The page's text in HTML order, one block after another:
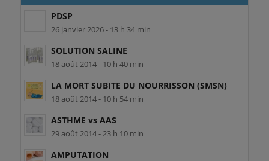
PDSP
26 janvier 2026 - 13 h 34 min
SOLUTION SALINE
18 août 2014 - 10 h 40 min
LA MORT SUBITE DU NOURRISSON (SMSN)
18 août 2014 - 10 h 54 min
ASTHME vs AAS
29 août 2014 - 23 h 10 min
AMPUTATION